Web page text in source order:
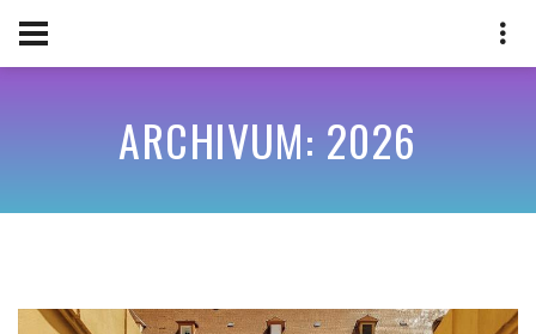
ARCHIVUM: 2026